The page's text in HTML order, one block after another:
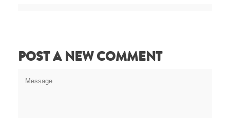
POST A NEW COMMENT